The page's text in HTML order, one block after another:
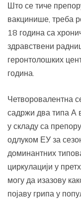
Што се тиче
вакцинише, треба
18 година са
здравствени
геронтолошких
година.
Четворовалентна
садржи два типа А
у складу са
одлуком ЕУ за
доминантних
циркулацији у
могу да изазову
појаву грипа у